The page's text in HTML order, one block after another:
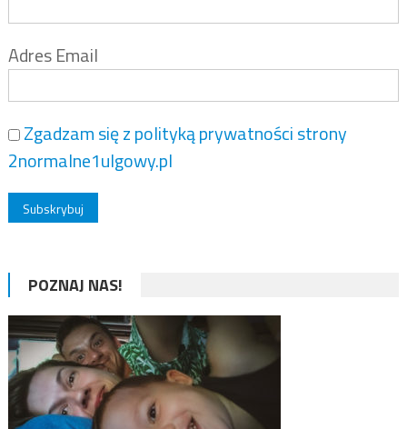
Adres Email
Zgadzam się z polityką prywatności strony
2normalne1ulgowy.pl
POZNAJ NAS!